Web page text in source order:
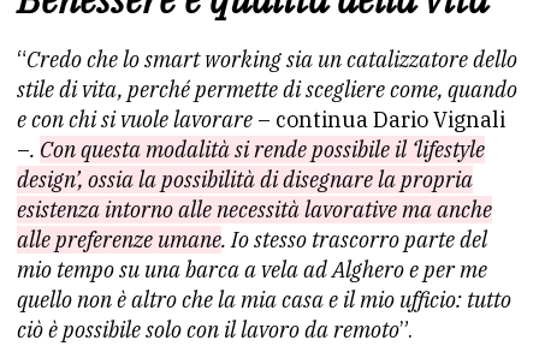
“Credo che lo smart working sia un catalizzatore dello
stile di vita, perché permette di scegliere come, quando
e con chi si vuole lavorare – continua Dario Vignali
–. Con questa modalità si rende possibile il ‘lifestyle
design’, ossia la possibilità di disegnare la propria
esistenza intorno alle necessità lavorative ma anche
alle preferenze umane. Io stesso trascorro parte del
mio tempo su una barca a vela ad Alghero e per me
quello non è altro che la mia casa e il mio ufficio: tutto
ciò è possibile solo con il lavoro da remoto”.